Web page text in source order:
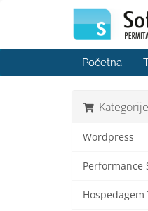
Početna
Kategorije
Wordpress
Performance